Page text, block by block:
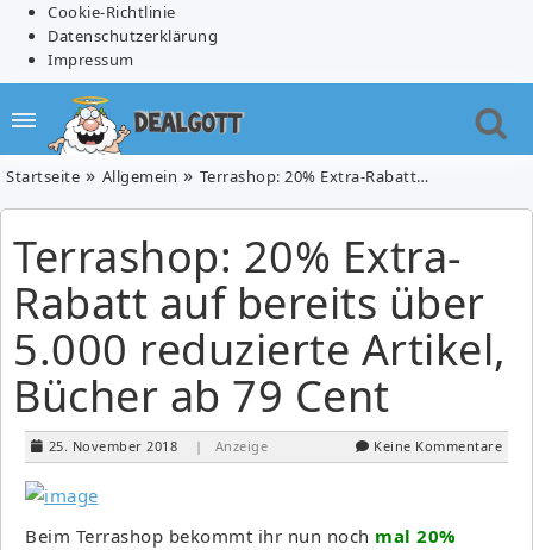
Cookie-Richtlinie
Datenschutzerklärung
Impressum
Startseite Allgemein Terrashop: 20% Extra-Rabatt auf bereits über 5.000 reduzierte Artikel, Bücher ab 79 Cent
Terrashop: 20% Extra-
Rabatt auf bereits über
5.000 reduzierte Artikel,
Bücher ab 79 Cent
25. November 2018 | Anzeige Keine Kommentare
Beim Terrashop bekommt ihr nun noch mal 20%